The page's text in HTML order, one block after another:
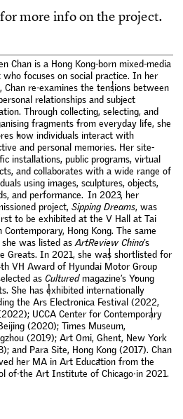
formore infoonthe project.
n Chan is a Hong Kong-born mixed-media
who focuses on social practice. In her
, Chan re-examines the tensions between
ersonal relationships and subject
tion. Through collecting, selecting, and
anising fragments from everyday life, she
res how individuals interact with
tive and personal memories. Her site-
fc installations, public programs, virtual
cts, and collaborates with a wide range of
duals using images, sculptures, objects,
s, and performance. In 2023, her
issioned project, Sipping Dreams, was
rst to be exhibited at the V Hall at Tai
Contemporary, Hong Kong. The same
she was listed as ArtReview China’s
e Greats. In 2021, she was shortlisted for
th VH Award of Hyundai Motor Group
elected as Cultured magazine’s Young
s. She has exhibited internationally
ing the Ars Electronica Festival (2022,
2022); UCCA Center for Contemporary
eijing (2020); Times Museum,
gzhou (2019); Art Omi, Ghent, New York
); and Para Site, Hong Kong (2017). Chan
ed her MA in Art Education from the
l of the Art Institute of Chicago in 2021.